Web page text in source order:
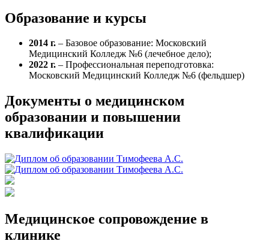
Образование и курсы
2014 г. – Базовое образование: Московский
Медицинский Колледж №6 (лечебное дело);
2022 г. – Профессиональная переподготовка:
Московский Медицинский Колледж №6 (фельдшер)
Документы о медицинском
образовании и повышении
квалификации
Медицинское сопровождение в
клинике